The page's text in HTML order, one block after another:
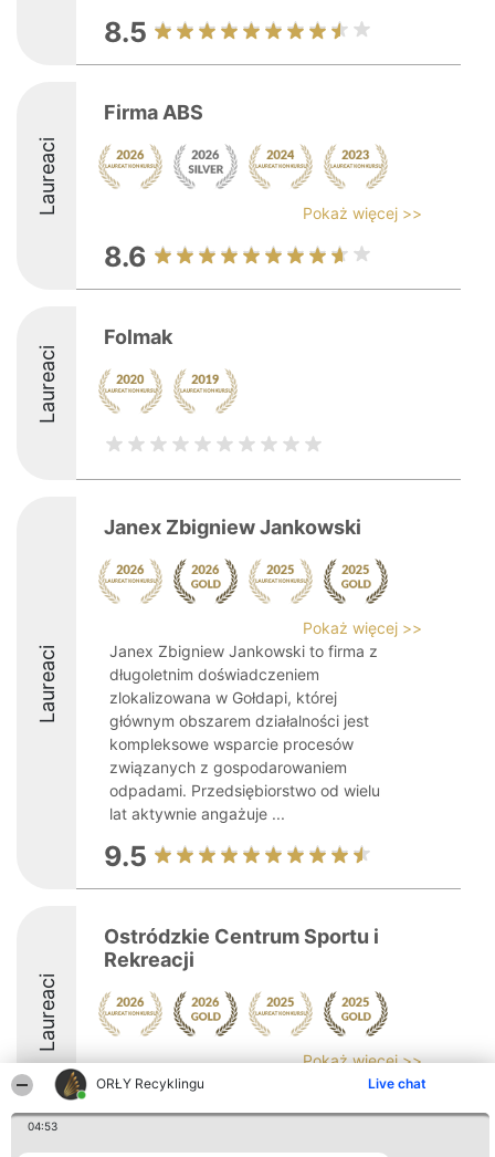
ORŁY Recyklingu Live chat
04:53
8.5
Laureaci
Firma ABS
Pokaż więcej >>
8.6
Laureaci
Folmak
Laureaci
Janex Zbigniew Jankowski
Pokaż więcej >>
Janex Zbigniew Jankowski to firma z
długoletnim doświadczeniem
zlokalizowana w Gołdapi, której
głównym obszarem działalności jest
kompleksowe wsparcie procesów
związanych z gospodarowaniem
odpadami. Przedsiębiorstwo od wielu
lat aktywnie angażuje ...
9.5
Laureaci
Ostródzkie Centrum Sportu i
Rekreacji
Pokaż więcej >>
9